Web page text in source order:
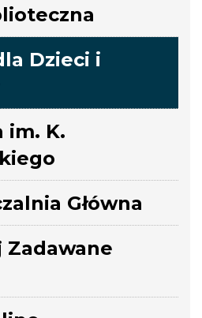
Dzieci i
im. K.
Główna
Zadawane